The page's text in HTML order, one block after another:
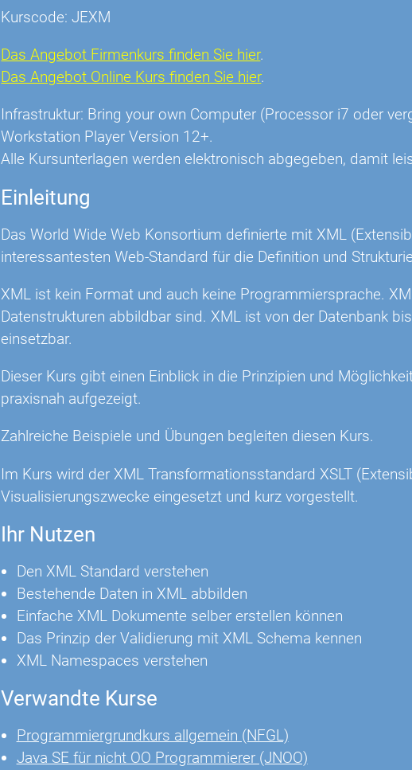
Kurscode: JEXM
Das Angebot Firmenkurs finden Sie hier.
Das Angebot Online Kurs finden Sie hier.
Infrastruktur: Bring your own Computer (Processor i7 oder
Workstation Player Version 12+.
Alle Kursunterlagen werden elektronisch abgegeben, damit
Einleitung
Das World Wide Web Konsortium definierte mit XML
interessantesten Web-Standard für die Definition und
XML ist kein Format und auch keine Programmiersprache.
Datenstrukturen abbildbar sind. XML ist von der Datenbank
einsetzbar.
Dieser Kurs gibt einen Einblick in die Prinzipien und
praxisnah aufgezeigt.
Zahlreiche Beispiele und Übungen begleiten diesen Kurs.
Im Kurs wird der XML Transformationsstandard XSLT
Visualisierungszwecke eingesetzt und kurz vorgestellt.
Ihr Nutzen
Den XML Standard verstehen
Bestehende Daten in XML abbilden
Einfache XML Dokumente selber erstellen können
Das Prinzip der Validierung mit XML Schema kennen
XML Namespaces verstehen
Verwandte Kurse
Programmiergrundkurs allgemein (NFGL)
Java SE für nicht OO Programmierer (JNOO)